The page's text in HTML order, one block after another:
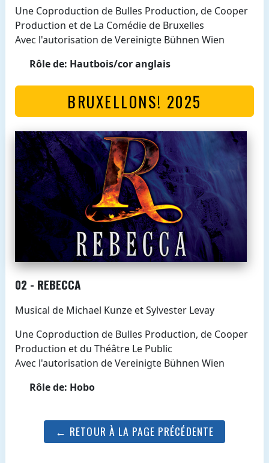
Une Coproduction de Bulles Production, de Cooper
Production et de La Comédie de Bruxelles
Avec l'autorisation de Vereinigte Bühnen Wien
Rôle de: Hautbois/cor anglais
BRUXELLONS! 2025
02 - REBECCA
Musical de Michael Kunze et Sylvester Levay
Une Coproduction de Bulles Production, de Cooper
Production et du Théâtre Le Public
Avec l'autorisation de Vereinigte Bühnen Wien
Rôle de: Hobo
← RETOUR À LA PAGE PRÉCÉDENTE